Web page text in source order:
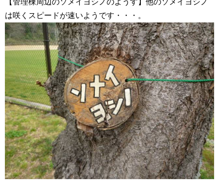
は咲くスピードが速いようです・・・。